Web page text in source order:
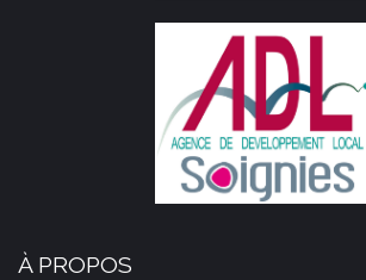
À PROPOS